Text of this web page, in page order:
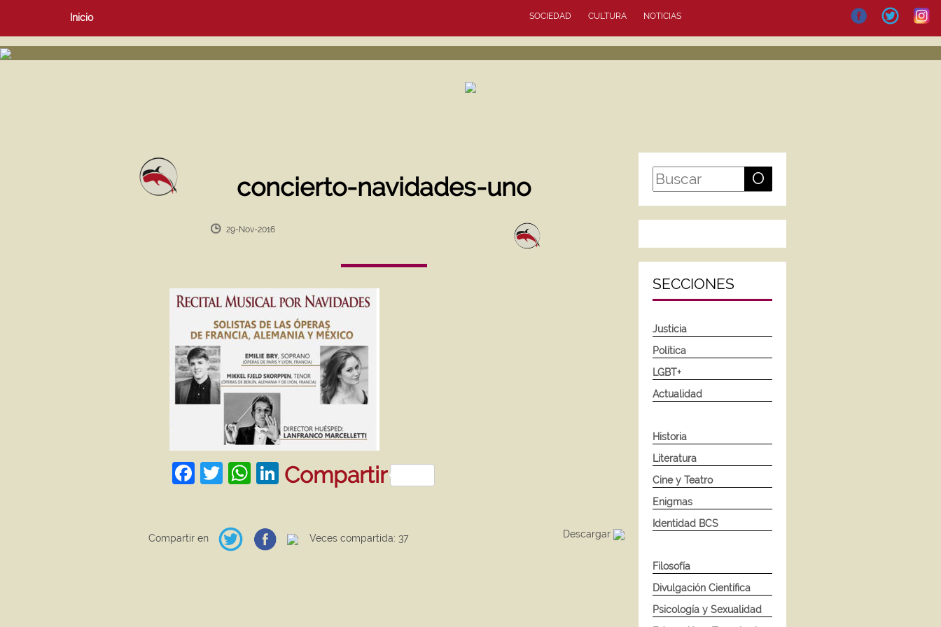
Inicio SOCIEDAD CULTURA NOTICIAS
concierto-navidades-uno
29-Nov-2016
Facebook
Twitter
WhatsApp
LinkedIn
Compartir
Compartir en Descargar
Veces compartida: 37
O
SECCIONES
Justicia
Política
LGBT+
Actualidad
Historia
Literatura
Cine y Teatro
Enigmas
Identidad BCS
Filosofía
Divulgación Científica
Psicología y Sexualidad